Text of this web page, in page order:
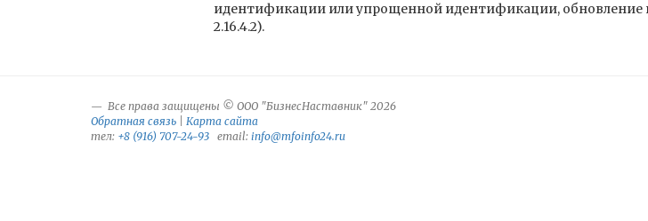
идентификации или упрощенной идентификации, обновление
2.16.4.2).
Все права защищены © ООО "БизнесНаставник" 2026
Обратная связь
Карта сайта
тел: +8 (916) 707-24-93 email: info@mfoinfo24.ru